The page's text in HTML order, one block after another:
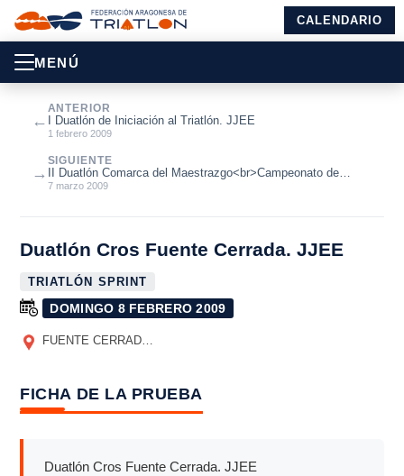
CALENDARIO
MENÚ
←
ANTERIOR
I Duatlón de Iniciación al Triatlón. JJEE
1 febrero 2009
SIGUIENTE
II Duatlón Comarca del Maestrazgo<br>Campeonato de
Aragón de Duatlón
7 marzo 2009
→
Duatlón Cros Fuente Cerrada. JJEE
TRIATLÓN SPRINT
DOMINGO 8 FEBRERO 2009
FUENTE CERRADA
FICHA DE LA PRUEBA
Duatlón Cros Fuente Cerrada. JJEE